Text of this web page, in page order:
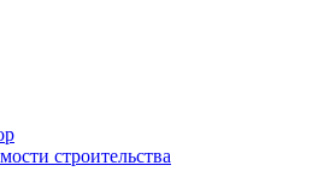
строительства